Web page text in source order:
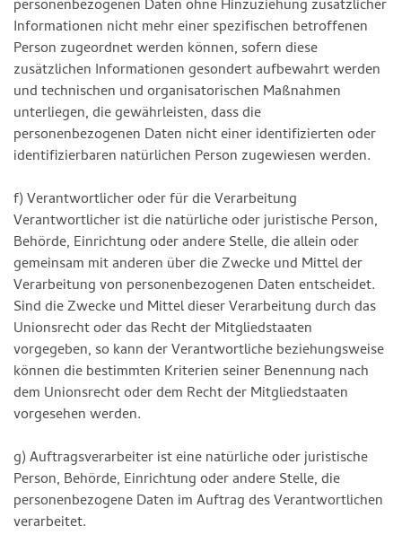
personenbezogenen Daten ohne Hinzuziehung zusätzlicher
Informationen nicht mehr einer spezifischen betroffenen
Person zugeordnet werden können, sofern diese
zusätzlichen Informationen gesondert aufbewahrt werden
und technischen und organisatorischen Maßnahmen
unterliegen, die gewährleisten, dass die
personenbezogenen Daten nicht einer identifizierten oder
identifizierbaren natürlichen Person zugewiesen werden.
f) Verantwortlicher oder für die Verarbeitung
Verantwortlicher ist die natürliche oder juristische Person,
Behörde, Einrichtung oder andere Stelle, die allein oder
gemeinsam mit anderen über die Zwecke und Mittel der
Verarbeitung von personenbezogenen Daten entscheidet.
Sind die Zwecke und Mittel dieser Verarbeitung durch das
Unionsrecht oder das Recht der Mitgliedstaaten
vorgegeben, so kann der Verantwortliche beziehungsweise
können die bestimmten Kriterien seiner Benennung nach
dem Unionsrecht oder dem Recht der Mitgliedstaaten
vorgesehen werden.
g) Auftragsverarbeiter ist eine natürliche oder juristische
Person, Behörde, Einrichtung oder andere Stelle, die
personenbezogene Daten im Auftrag des Verantwortlichen
verarbeitet.